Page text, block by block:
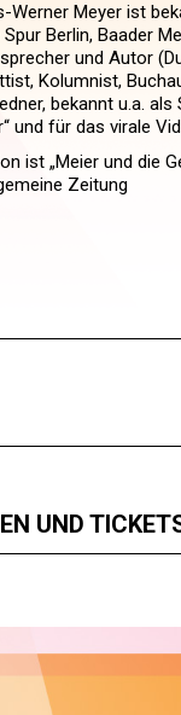
Werner Meyer ist
Berlin, Baader
und Autor
Kolumnist,
bekannt u.a.
und für das virale
ist „Meier und die
Zeitung
UND